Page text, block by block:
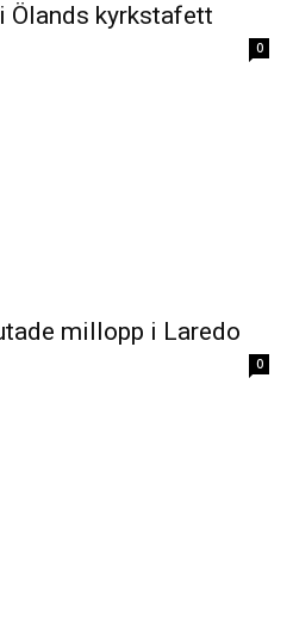
Ölands kyrkstafett
0
millopp i Laredo
0